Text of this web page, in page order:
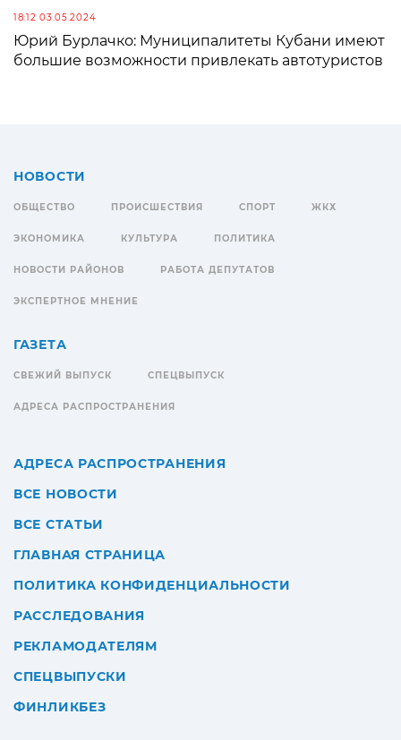
18:12 03.05.2024
Юрий Бурлачко: Муниципалитеты Кубани имеют
большие возможности привлекать автотуристов
НОВОСТИ
ОБЩЕСТВО ПРОИСШЕСТВИЯ СПОРТ ЖКХ
ЭКОНОМИКА КУЛЬТУРА ПОЛИТИКА
НОВОСТИ РАЙОНОВ РАБОТА ДЕПУТАТОВ
ЭКСПЕРТНОЕ МНЕНИЕ
ГАЗЕТА
СВЕЖИЙ ВЫПУСК СПЕЦВЫПУСК
АДРЕСА РАСПРОСТРАНЕНИЯ
АДРЕСА РАСПРОСТРАНЕНИЯ
ВСЕ НОВОСТИ
ВСЕ СТАТЬИ
ГЛАВНАЯ СТРАНИЦА
ПОЛИТИКА КОНФИДЕНЦИАЛЬНОСТИ
РАССЛЕДОВАНИЯ
РЕКЛАМОДАТЕЛЯМ
СПЕЦВЫПУСКИ
ФИНЛИКБЕЗ